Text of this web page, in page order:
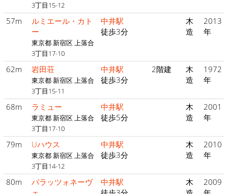
3丁目15-12
57m
ルミエール・カト
ー
東京都 新宿区 上落合
3丁目17-10
中井駅
徒歩3分
木
造
2013
年
62m 岩田荘
東京都 新宿区 上落合
3丁目15-11
中井駅
徒歩3分
2階建
木
造
1972
年
68m ラミュー
東京都 新宿区 上落合
3丁目17-10
中井駅
徒歩5分
木
造
2001
年
79m Uハウス
東京都 新宿区 上落合
3丁目14-12
中井駅
徒歩3分
木
造
2010
年
80m
パラッツォネーヴ
中井駅
木
2009